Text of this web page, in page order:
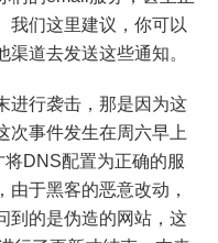
我们这里建议，你可以
道去发送这些通知。
进行袭击，那是因为这
次事件发生在周六早上
DNS配置为正确的服
于黑客的恶意改动，
到的是伪造的网站，这